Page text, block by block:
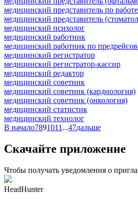
медицинский представитель по
медицинский представитель
медицинский психолог
медицинский работник
медицинский работник по
медицинский регистратор
медицинский регистратор-кассир
медицинский редактор
медицинский советник
медицинский советник (кардиология)
медицинский советник (онкология)
медицинский статистик
медицинский технолог
В начало7891011 ...47дальше
Скачайте приложение
Чтобы получать уведомления о
HeadHunter